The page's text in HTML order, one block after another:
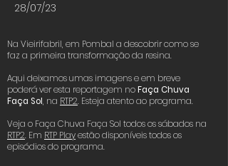
Vieirifabril
Transformação de resina
Pombal
Click here
28/07/23
Na Vieirifabril, em Pombal a descobrir como se
faz a primeira transformação da resina.
Aqui deixamos umas imagens e em breve
poderá ver esta reportagem noFaça Chuva
Faça Sol, na RTP2. Esteja atento ao programa.
Veja o Faça Chuva Faça Sol todos os sábados na
RTP2. Em RTP Playestão disponíveis todos os
episódios do programa.